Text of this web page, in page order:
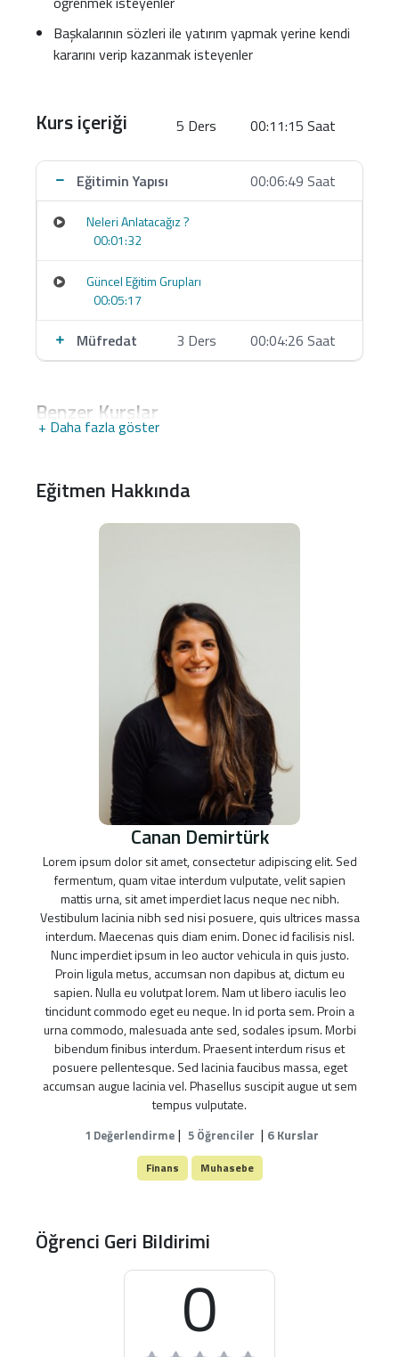
yatırıma hazır olacağınıza inanıyorum.
Bu eğitim sizlerin temel ekonomik verileri çok daha iyi
kavrayabilmeniz adına her ekonomik indikatör için önce
etkileyeceği ve nasıl yorumlanması gerektiğini, ilgili
dönem içerisindeki güncel grafik veya veri kaynağı ve
olarak medyada yer alan haber örnekleriyle nasıl
yorumlanması gerektiğini içeren bir metodoloji ile
hazırlanmıştır.
Başkalarının sözleri ile yatırım yapmak yerine kendi
kararını verip kazanmak isteyenler
Kurs içeriği 5 Ders 00:11:15 Saat
Eğitimin Yapısı 00:06:49 Saat
Neleri Anlatacağız ?
00:01:32
Güncel Eğitim Grupları
00:05:17
Müfredat 3 Ders 00:04:26 Saat
+ Daha fazla göster
Benzer Kurslar
Eğitmen Hakkında
Canan Demirtürk
Lorem ipsum dolor sit amet, consectetur adipiscing elit. Sed
fermentum, quam vitae interdum vulputate, velit sapien
mattis urna, sit amet imperdiet lacus neque nec nibh.
Vestibulum lacinia nibh sed nisi posuere, quis ultrices massa
interdum. Maecenas quis diam enim. Donec id facilisis nisl.
Nunc imperdiet ipsum in leo auctor vehicula in quis justo.
Proin ligula metus, accumsan non dapibus at, dictum eu
sapien. Nulla eu volutpat lorem. Nam ut libero iaculis leo
tincidunt commodo eget eu neque. In id porta sem. Proin a
urna commodo, malesuada ante sed, sodales ipsum. Morbi
bibendum finibus interdum. Praesent interdum risus et
posuere pellentesque. Sed lacinia faucibus massa, eget
accumsan augue lacinia vel. Phasellus suscipit augue ut sem
tempus vulputate.
1 Değerlendirme| 5 Öğrenciler | 6 Kurslar
Finans Muhasebe
Öğrenci Geri Bildirimi
0